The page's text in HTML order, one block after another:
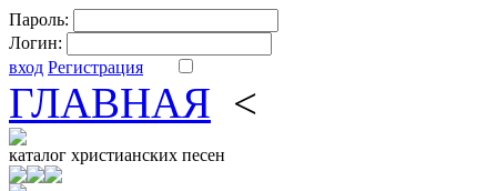
Пароль:
Логин:
вход Регистрация
ГЛАВНАЯ <
каталог христианских песен